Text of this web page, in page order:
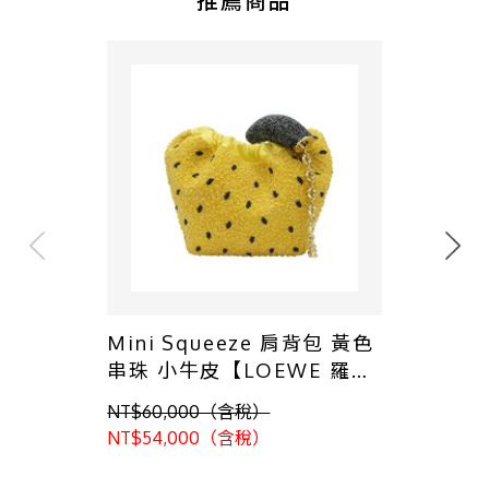
Mini Squeeze 肩背包 黃色
串珠 小牛皮【LOEWE 羅
威】
NT$60,000（含稅）
NT$54,000（含稅）